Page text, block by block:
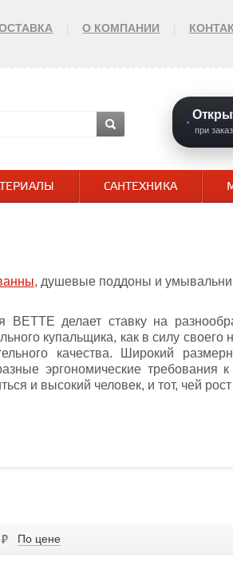
О КОМПАНИИ
при
САНТЕХНИКА
, душевые поддоны и
BETTE делает ставку на
купальщика, как в силу своего
качества. Широкий
эргономические
и высокий человек, и тот, чей
По цене